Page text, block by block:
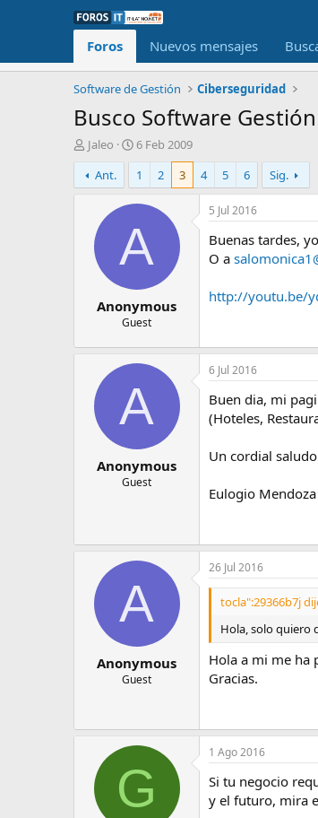
Foros Nuevos mensajes
Software de Gestión Ciberseguridad
Busco Software
I
n
i
c
e
Jaleo
F
e
c
h
a
e
i
i
c
i
6 Feb 2009
Ant.
1 2 3 4 5 6 Sig.
A
Anonymous
Guest
5 Jul 2016
Buenas tardes,
O a
http://youtu.be/
A
Anonymous
Guest
6 Jul 2016
Buen dia, mi
(Hoteles,
Un cordial saludo
Eulogio Mendoza
A
Anonymous
Guest
26 Jul 2016
tocla":29366b7j
Hola, solo quiero
Hola a mi me ha
Gracias.
G
1 Ago 2016
Si tu negocio
y el futuro, mira